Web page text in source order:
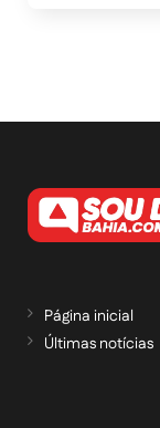
Página inicial
Últimas notícias